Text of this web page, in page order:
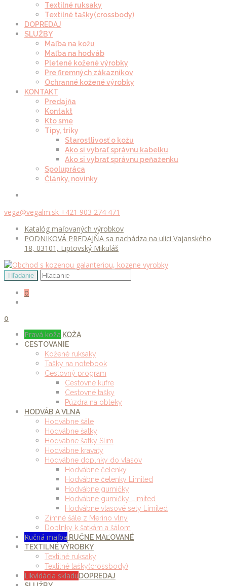
Textilné ruksaky
Textilné tašky(crossbody)
DOPREDAJ
SLUŽBY
Maľba na kožu
Maľba na hodváb
Pletené kožené výrobky
Pre firemných zákazníkov
Ochranné kožené výrobky
KONTAKT
Predajňa
Kontakt
Kto sme
Tipy, triky
Starostlivosť o kožu
Ako si vybrať správnu kabelku
Ako si vybrať správnu peňaženku
Spolupráca
Články, novinky
vega@vegalm.sk +421 903 274 471
Katalóg maľovaných výrobkov
PODNIKOVÁ PREDAJŇA sa nachádza na ulici Vajanského
18, 03101, Liptovský Mikuláš
0
0
Pravá koža KOŽA
CESTOVANIE
Kožené ruksaky
Tašky na notebook
Cestovný program
Cestovné kufre
Cestovné tašky
Púzdra na obleky
HODVÁB A VLNA
Hodvábne šále
Hodvábne šatky
Hodvábne šatky Slim
Hodvábne kravaty
Hodvábne doplnky do vlasov
Hodvábne čelenky
Hodvábne čelenky Limited
Hodvábne gumičky
Hodvábne gumičky Limited
Hodvábne vlasové sety Limited
Zimné šále z Merino vlny
Doplnky k šatkám a šálom
Ručná maľba RUČNE MAĽOVANÉ
TEXTILNÉ VÝROBKY
Textilné ruksaky
Textilné tašky(crossbody)
Likvidácia skladuDOPREDAJ